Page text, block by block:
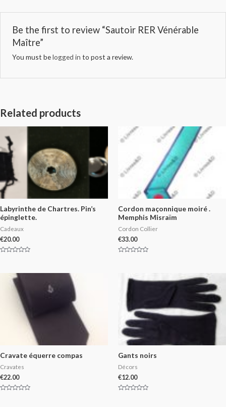
Be the first to review “Sautoir RER Vénérable
Maître”
You must belogged in to post a review.
Related products
Labyrinthe de Chartres. Pin’s
épinglette.
Cadeaux
€20.00
Cordon maçonnique moiré .
Memphis Misraïm
Cordon Collier
€33.00
Cravate équerre compas
Cravates
€22.00
Gants noirs
Décors
€12.00